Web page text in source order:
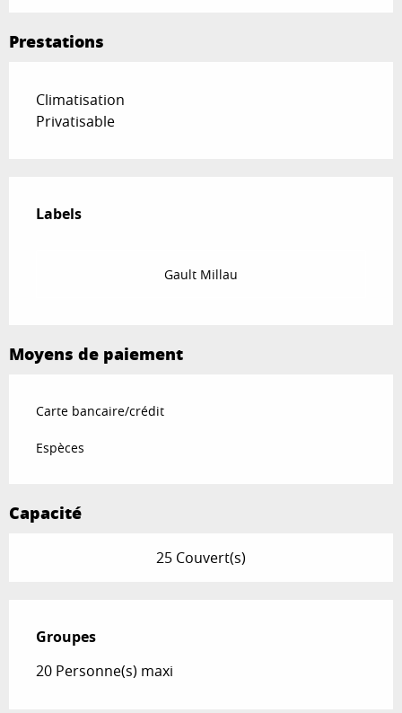
Prestations
Climatisation
Privatisable
Labels
Labels
Gault Millau
Moyens de paiement
Carte bancaire/crédit
Espèces
Capacité
25 Couvert(s)
Groupes
Groupes
20 Personne(s) maxi